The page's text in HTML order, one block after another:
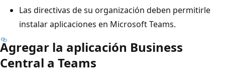
Las directivas de su organización deben permitirle
instalar aplicaciones en Microsoft Teams.
Agregar la aplicación Business
Central a Teams